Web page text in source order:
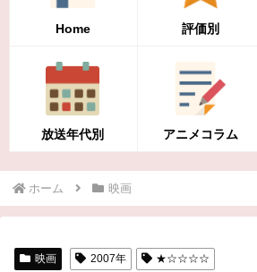
Home 評価別
放送年代別 アニメコラム
ホーム 映画
映画 2007年 ★☆☆☆☆